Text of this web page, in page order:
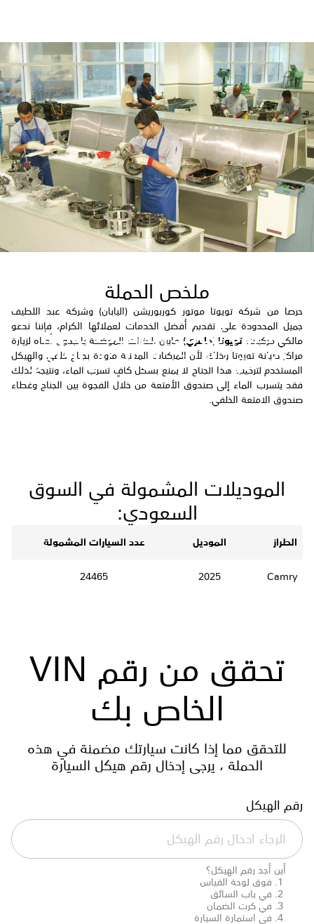
دعوة لمالكي مركبات تويوتا
(كامري) لاستبدال الجناح الخلفي
ملخص الحملة
حرصا من شركة تويوتا موتور كوربوريشن (اليابان) وشركة عبد اللطيف
جميل المحدودة على تقديم أفضل الخدمات لعملائها الكرام، فإننا ندعو
مالكي مركبات تويوتا (كامري) مابين الفترات الموضحة بالجدول أدناه لزيارة
مراكز صيانة تويوتا وذلك لأن المركبات المعنية مزودة بجناح خلفي والهيكل
المستخدم لتركيب هذا الجناح لا يمنع بشكل كافٍ تسرب الماء، ونتيجة لذلك
فقد يتسرب الماء إلى صندوق الأمتعة من خلال الفجوة بين الجناح وغطاء
صندوق الامتعة الخلفي
الموديلات المشمولة في السوق
السعودي:
الطراز الموديل عدد السيارات المشمولة
Camry
2025
24465
تحقق من رقم VIN
الخاص بك
للتحقق مما إذا كانت سيارتك مضمنة في هذه
الحملة ، يرجى إدخال رقم هيكل السيارة
رقم الهيكل
أين أجد رقم الهيكل؟
فوق لوحة القياس
في باب السائق
في كرت الضمان
في استمارة السيارة